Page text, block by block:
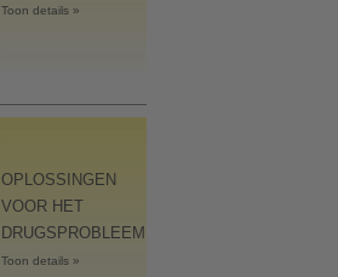
Toon details »
OPLOSSINGEN
VOOR HET
DRUGSPROBLEEM
Toon details »